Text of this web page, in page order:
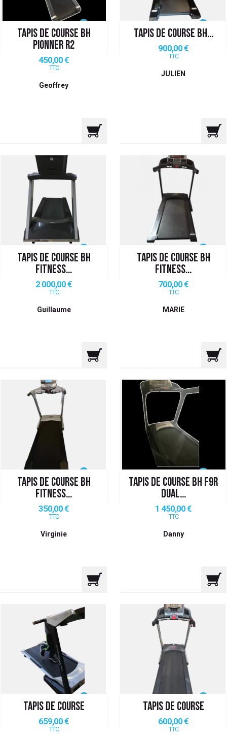
TAPIS DE COURSE BH
PIONNER R2
Prix
450,00 €
TTC
Geoffrey
TAPIS DE COURSE BH...
Prix
900,00 €
TTC
JULIEN
TAPIS DE COURSE BH
FITNESS...
Prix
2 000,00 €
TTC
Guillaume
TAPIS DE COURSE BH
FITNESS...
Prix
700,00 €
TTC
MARIE
TAPIS DE COURSE BH
FITNESS...
Prix
350,00 €
TTC
Virginie
TAPIS DE COURSE BH F9R
DUAL...
Prix
1 450,00 €
TTC
Danny
TAPIS DE COURSE
Prix
659,00 €
TTC
TAPIS DE COURSE
Prix
600,00 €
TTC